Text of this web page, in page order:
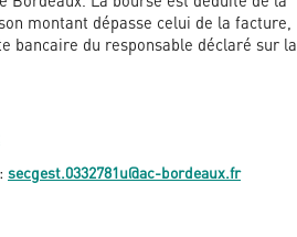
montant dépasse celui de la facture,
bancaire du responsable déclaré sur la
secgest.0332781u@ac-bordeaux.fr